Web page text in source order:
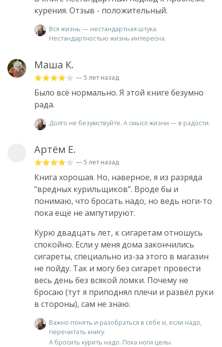
курения. Отзыв - положительный.
Вся жизнь — нестандартная штука.
Нестандартностью жизнь интересна.
Маша К.
— 5 лет назад
Было всё нормально. Я этой книге безумно
рада.
Долго не безумствуйте. А смысл жизни — в радости.
Артём Е.
— 5 лет назад
Книга хорошая. Но, наверное, я из разряда
“вредных курильщиков”. Вроде бы и
понимаю, что бросать надо, но ведь ноги-то
пока ещë не ампутируют.
Курю двадцать лет, к сигаретам отношусь
спокойно. Если у меня дома закончились
сигареты, специально из-за этого в магазин
не пойду. Так и могу без сигарет провести
весь день без всякой ломки. Почему не
бросаю (тут я приподнял плечи и развëл руки
в стороны), сам не знаю.
Важно понять и разобраться в себе и, если надо,
перечитать книгу.
А бросить курить надо. Пока ноги целы.